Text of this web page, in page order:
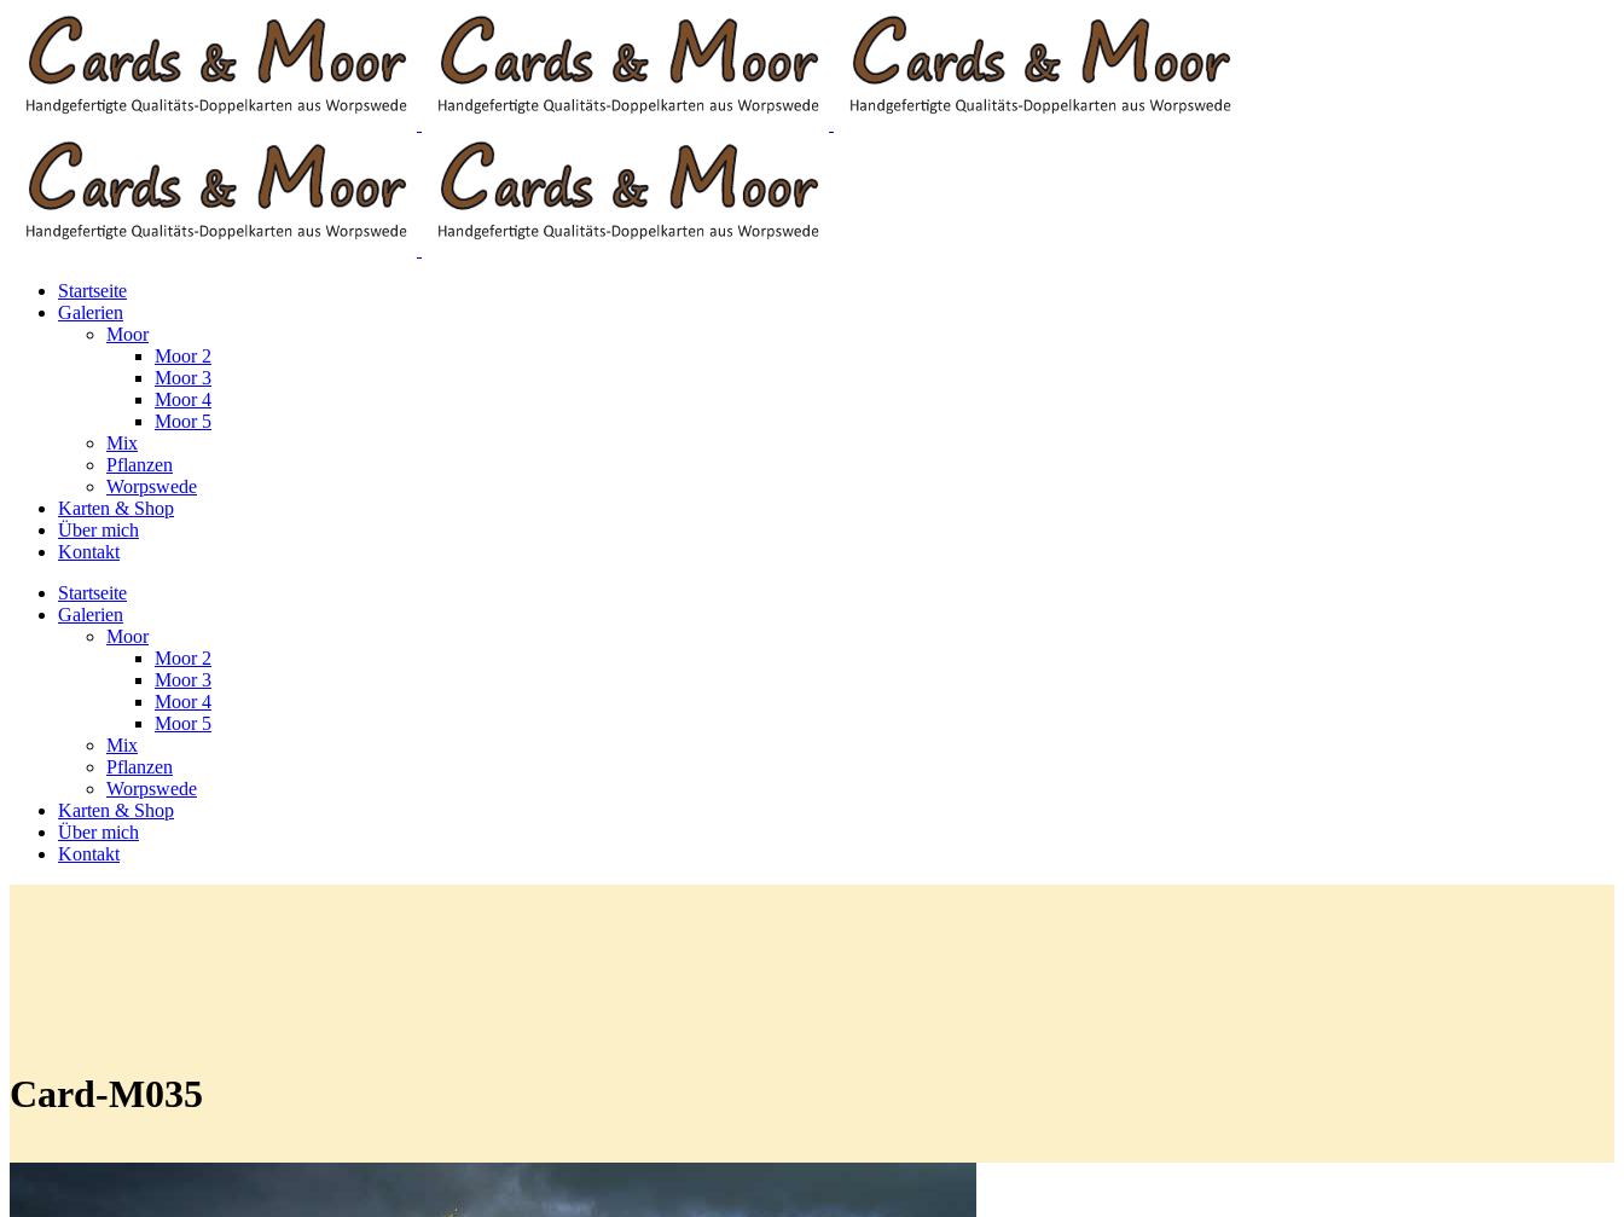
Startseite
Galerien
Moor
Moor 2
Moor 3
Moor 4
Moor 5
Mix
Pflanzen
Worpswede
Karten & Shop
Über mich
Kontakt
Startseite
Galerien
Moor
Moor 2
Moor 3
Moor 4
Moor 5
Mix
Pflanzen
Worpswede
Karten & Shop
Über mich
Kontakt
Card-M035